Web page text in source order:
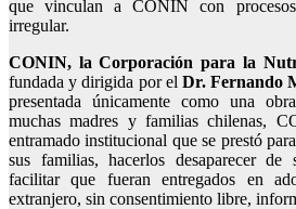
que vinculan a CONIN con
irregular.
CONIN, la Corporación para la
fundada y dirigida por el Dr. Fernando
presentada únicamente como una
muchas madres y familias chilenas,
entramado institucional que se prestó
sus familias, hacerlos desaparecer
facilitar que fueran entregados en
extranjero, sin consentimiento libre,